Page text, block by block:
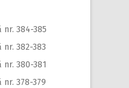
384-385
382-383
380-381
378-379